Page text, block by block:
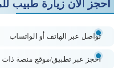
احجز الآن زيارة طبيب
تواصل عبر الهاتف أو الواتساب
احجز عبر تطبيق/موقع منصة ذات